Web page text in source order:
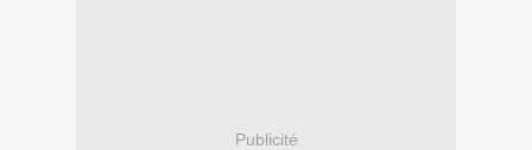
Publicité